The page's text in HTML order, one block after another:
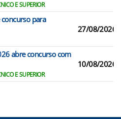
E SUPERIOR
concurso para
27/08/2026
abre concurso com
E SUPERIOR
10/08/2026